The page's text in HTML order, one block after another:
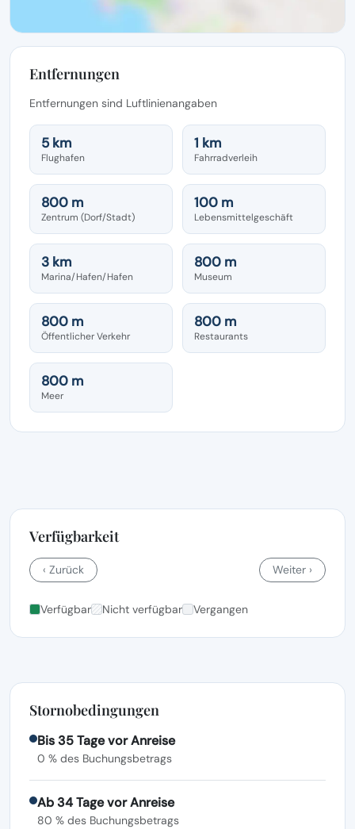
Entfernungen
Entfernungen sind Luftlinienangaben
5 km
Flughafen
1 km
Fahrradverleih
800 m
Zentrum (Dorf/Stadt)
100 m
Lebensmittelgeschäft
3 km
Marina/Hafen/Hafen
800 m
Museum
800 m
Öffentlicher Verkehr
800 m
Restaurants
800 m
Meer
Verfügbarkeit
‹ Zurück Weiter ›
Verfügbar Nicht verfügbar Vergangen
Stornobedingungen
Bis 35 Tage vor Anreise
0 % des Buchungsbetrags
Ab 34 Tage vor Anreise
80 % des Buchungsbetrags